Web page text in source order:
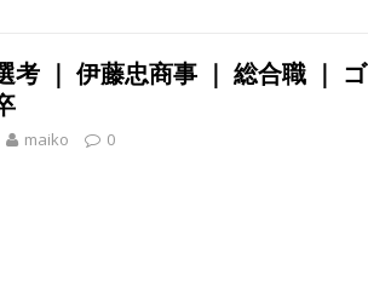
収1,000万円目指せる ｜ 賞与年4回・年間休日120
業
アの半導体技術を持つグローバルメーカー ｜ 年間休
｜ プライム上場 ｜ 新電元工業
考 ｜ 伊藤忠商事 ｜ 総合職 ｜ ゴ
maiko 0